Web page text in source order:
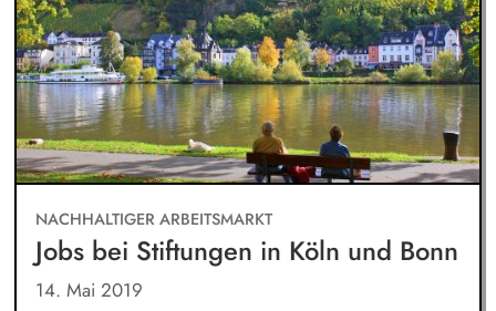
NACHHALTIGER ARBEITSMARKT
Jobs bei Stiftungen in Köln und Bonn
14. Mai 2019